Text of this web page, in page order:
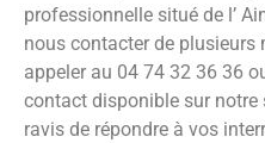
professionnelle situé de l’
nous contacter de plusieurs
appeler au 04 74 32 36 36
contact disponible sur notre
ravis de répondre à vos